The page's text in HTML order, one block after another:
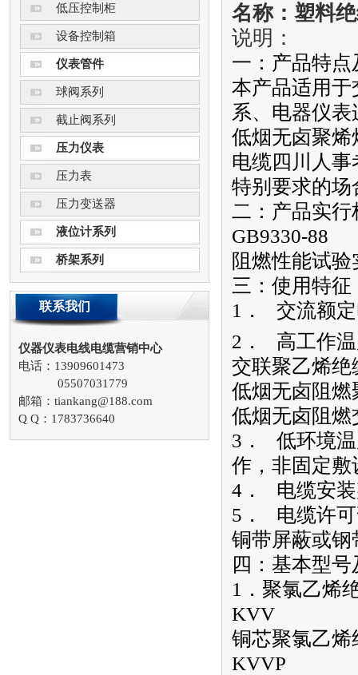
低压控制柜
设备控制箱
仪表管件
球阀系列
截止阀系列
压力仪表
压力表
压力变送器
液位计系列
桥架系列
联系我们
仪器仪表电线电缆营销中心
电话：13909601473
05507031779
邮箱：tiankang@188.com
Q Q：1783736640
名称：塑料
说明：
一：产品特点
本产品适用于
系、电器仪
低烟无卤聚
电缆四川人
特别要求的场
二：产品实行
GB9330-88
阻燃性能试验
三：使用特征
1． 交流额
2． 高工作
交联聚乙烯
低烟无卤阻
低烟无卤阻
3． 低环境
作，非固定
4． 电缆安
5． 电缆许可
铜带屏蔽或钢
四：基本型号
1．聚氯乙烯
KVV
铜芯聚氯乙
KVVP